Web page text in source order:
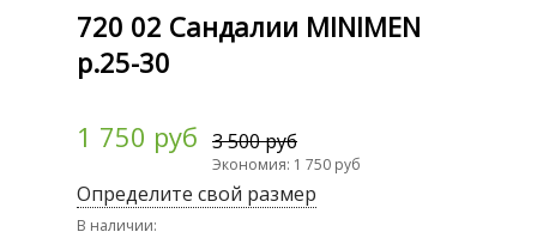
720 02 Сандалии MINIMEN
р.25-30
1 750 руб 3 500 руб
Экономия: 1 750 руб
Определите свой размер
В наличии: